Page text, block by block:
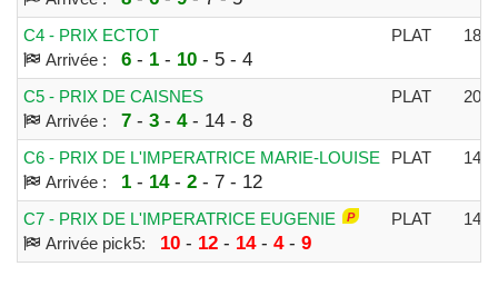
C4 - PRIX ECTOT
Arrivée :
6- 1 - 10- 5 - 4
PLAT
C5 - PRIX DE CAISNES
Arrivée :
7- 3- 4- 14 - 8
PLAT
C6 - PRIX DE L'IMPERATRICE MARIE-LOUISE
Arrivée :
1 - 14- 2- 7 - 12
PLAT
C7 - PRIX DE L'IMPERATRICE EUGENIE
Arrivée pick5:
10- 12- 14- 4- 9
PLAT